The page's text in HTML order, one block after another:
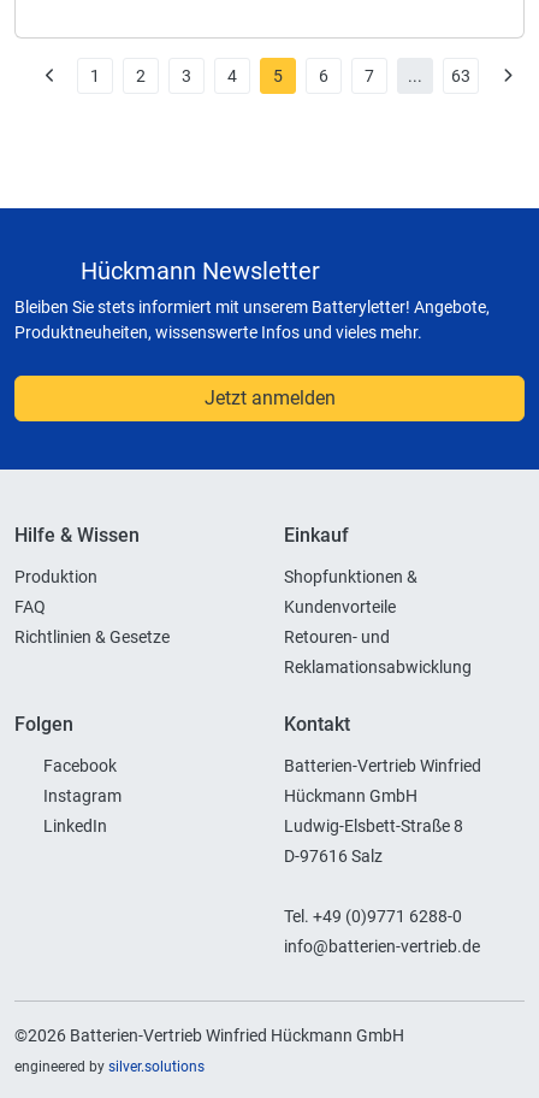
1 2 3 4 5 6 7 ... 63
Hückmann Newsletter
Bleiben Sie stets informiert mit unserem Batteryletter! Angebote,
Produktneuheiten, wissenswerte Infos und vieles mehr.
Jetzt anmelden
Hilfe & Wissen
Produktion
FAQ
Richtlinien & Gesetze
Einkauf
Shopfunktionen &
Kundenvorteile
Retouren- und
Reklamationsabwicklung
Folgen
Facebook
Instagram
LinkedIn
Kontakt
Batterien-Vertrieb Winfried
Hückmann GmbH
Ludwig-Elsbett-Straße 8
D-97616 Salz
Tel. +49 (0)9771 6288-0
info@batterien-vertrieb.de
©2026 Batterien-Vertrieb Winfried Hückmann GmbH
engineered by silver.solutions